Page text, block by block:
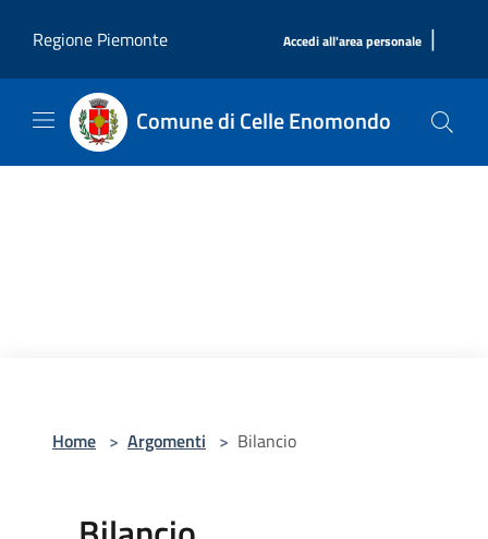
Regione Piemonte
Accedi all'area personale |
Comune di Celle Enomondo
Home > Argomenti > Bilancio